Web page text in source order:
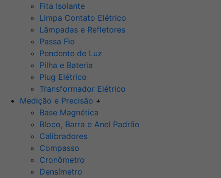
Fita Isolante
Limpa Contato Elétrico
Lâmpadas e Refletores
Passa Fio
Pendente de Luz
Pilha e Bateria
Plug Elétrico
Transformador Elétrico
Medição e Precisão +
Base Magnética
Bloco, Barra e Anel Padrão
Calibradores
Compasso
Cronômetro
Densímetro